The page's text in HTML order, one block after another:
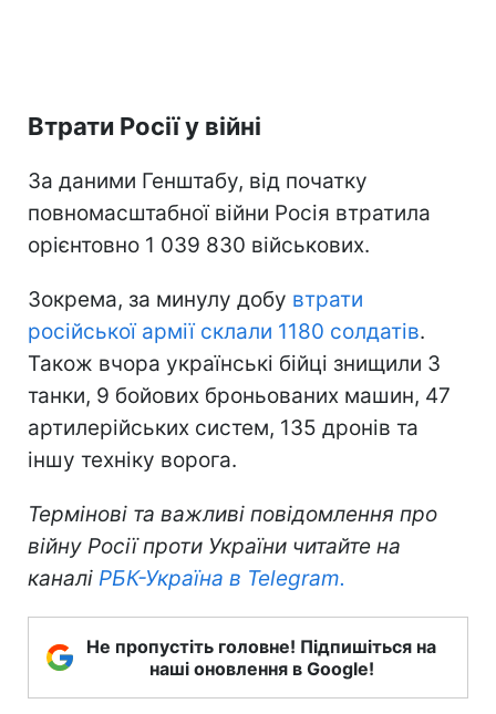
Втрати Росії у війні
За даними Генштабу, від початку
повномасштабної війни Росія втратила
орієнтовно 1 039 830 військових.
Зокрема, за минулу добу втрати
російської армії склали 1180 солдатів.
Також вчора українські бійці знищили 3
танки, 9 бойових броньованих машин, 47
артилерійських систем, 135 дронів та
іншу техніку ворога.
Термінові та важливі повідомлення про
війну Росії проти України читайте на
каналі РБК-Україна в Telegram.
Не пропустіть головне! Підпишіться на
наші оновлення в Google!